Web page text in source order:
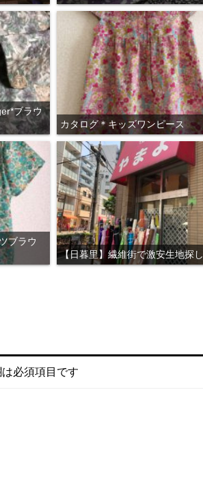
ブラウ
カタログ＊キッズワンピース
ブラウ
【日暮里】繊維街で激安生地探し
必須項目です